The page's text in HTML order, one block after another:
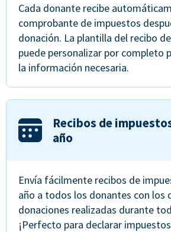
Cada donante recibe
comprobante de impuestos
donación. La plantilla del recibo
puede personalizar por completo
la información necesaria.
Recibos de
año
Envía fácilmente recibos de
año a todos los donantes con los
donaciones realizadas durante
¡Perfecto para declarar